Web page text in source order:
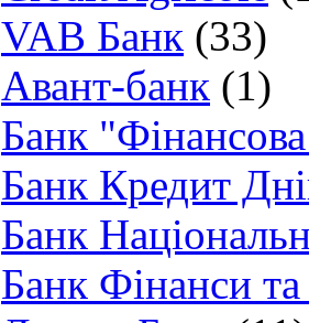
VAB Банк (33)
Авант-банк (1)
Банк "Фінансова
Банк Кредит
Банк
Банк Фінанси